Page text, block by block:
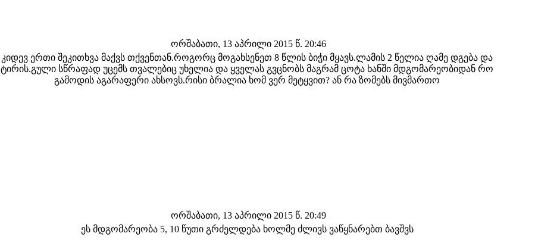
ორშაბათი, 13 აპრილი 2015 წ. 20:46
კიდევ ერთი შეკითხვა მაქვს თქვენთან.როგორც მოგახსენეთ 8 წლის ბიჭი მყავს.ლამის 2 წელია ღამე დგება და
ტირის.გული სწრაფად უცემს თვალებიც უხელია და ყველას გვცნობს მაგრამ ცოტა ხანში მდგომარეობიდან რო
გამოდის აგარაფერი ახსოვს.რისი ბრალია ხომ ვერ მეტყვით? ან რა ზომებს მივმართო
ორშაბათი, 13 აპრილი 2015 წ. 20:49
ეს მდგომარეობა 5, 10 წუთი გრძელდება ხოლმე ძლივს ვაწყნარებთ ბავშვს